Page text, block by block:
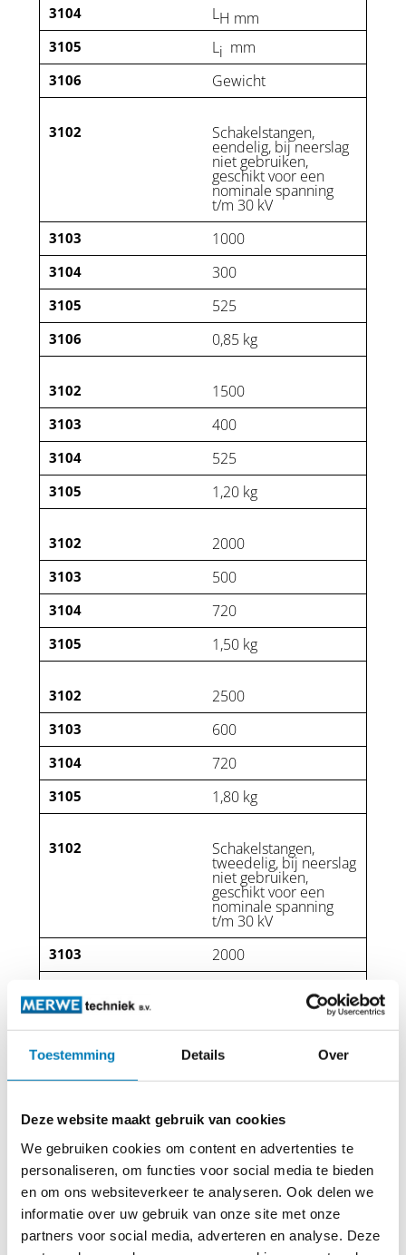
Toestemming Details Over
Deze website maakt gebruik van cookies
We gebruiken cookies om content en advertenties te
personaliseren, om functies voor social media te bieden
en om ons websiteverkeer te analyseren. Ook delen we
informatie over uw gebruik van onze site met onze
partners voor social media, adverteren en analyse. Deze
3104 LH mm
3105 Li mm
3106 Gewicht
3102 Schakelstangen,
eendelig, bij neerslag
niet gebruiken,
geschikt voor een
nominale spanning
t/m 30 kV
3103 1000
3104 300
3105 525
3106 0,85 kg
3102 1500
3103 400
3104 525
3105 1,20 kg
3102 2000
3103 500
3104 720
3105 1,50 kg
3102 2500
3103 600
3104 720
3105 1,80 kg
3102 Schakelstangen,
tweedelig, bij neerslag
niet gebruiken,
geschikt voor een
nominale spanning
t/m 30 kV
3103 2000
3106 1,70 kg
3103 600
3104 770
3105 2,00 kg